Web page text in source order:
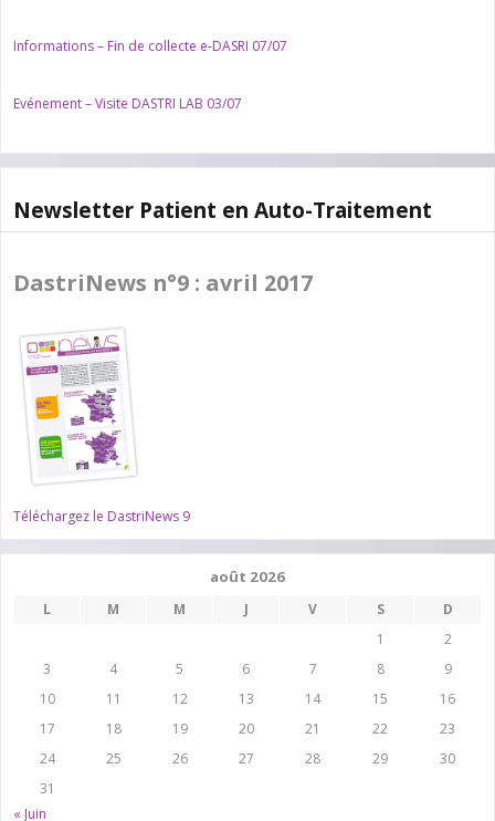
Informations – Fin de collecte e-DASRI 07/07
Evénement – Visite DASTRI LAB 03/07
Newsletter Patient en Auto-Traitement
DastriNews n°9 : avril 2017
Téléchargez le DastriNews 9
août 2026
L M M J V S
D
1
2
3
4 5 6 7 8
9
10
11 12 13 14 15
16
17
18 19 20 21 22
23
24
25 26 27 28 29
30
31
« Juin